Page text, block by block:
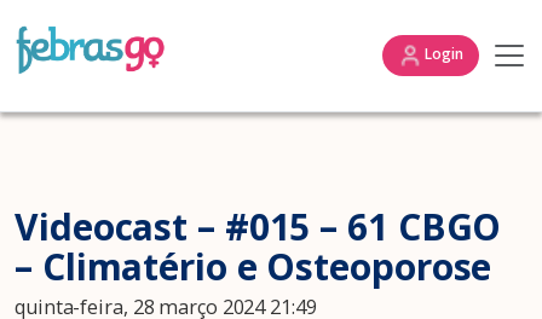
Login
Videocast – #015 – 61 CBGO
– Climatério e Osteoporose
quinta-feira, 28 março 2024 21:49